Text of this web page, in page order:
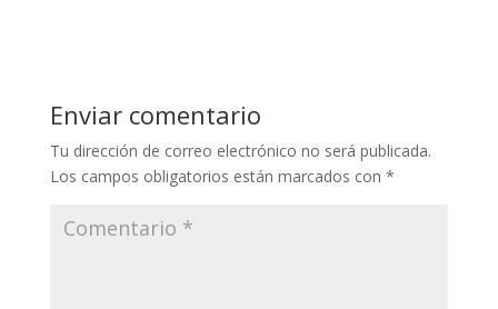
Enviar comentario
Tu dirección de correo electrónico no será publicada.
Los campos obligatorios están marcados con *